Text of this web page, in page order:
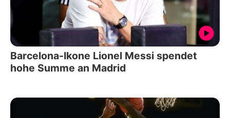
Barcelona-Ikone Lionel Messi spendet
hohe Summe an Madrid